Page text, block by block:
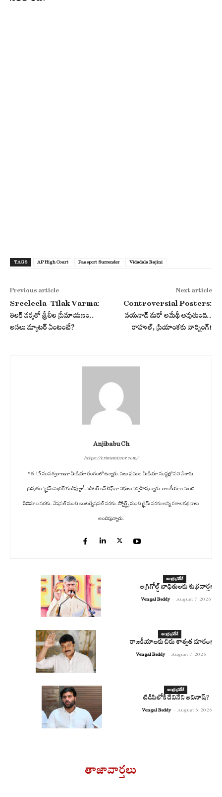
TAGS AP High Court Passport Surrender Vidadala Rajini
Previous article
Sreeleela-Tilak Varma:
తిలక్ వర్మతో శ్రీలీల ప్రేమాయణం..
అసలు మ్యాటర్ ఏంటంటే?
Next article
Controversial Posters:
వయనాడ్ మరో అమేథీ అవుతుంది..
రాహుల్, ప్రియాంకకు వార్నింగ్!
Anjibabu Ch
https://crimemirror.com/
గత 15 సంవత్సరాలుగా మీడియా రంగంలో ఉన్నారు. పలు ప్రముఖ మీడియా సంస్థల్లో పని చేశారు.
ప్రస్తుతం ‘క్రైమ్ మిర్రర్’కు డిప్యూటీ ఎడిటర్ ఇన్ చీఫ్ గా విధులు నిర్వహిస్తున్నారు. రాజకీయాల నుంచి
సినిమాల వరకు.. నేషనల్ నుంచి ఇంటర్నేషనల్ వరకు.. స్పోర్ట్స్ నుంచి క్రైమ్ వరకు అన్ని రకాల కథనాలు
అందిస్తున్నారు.
ఆంధ్ర ప్రదేశ్
అగ్రిగోల్డ్ బాధితులకు శుభవార్త!
Vengal Reddy - August 7, 2026
ఆంధ్ర ప్రదేశ్
రాజకీయాలకు చిరు శాశ్వత దూరం!
Vengal Reddy - August 7, 2026
ఆంధ్ర ప్రదేశ్
టిడిపిలోకి దేవినేని అవినాష్?
Vengal Reddy - August 6, 2026
తాజావార్తలు